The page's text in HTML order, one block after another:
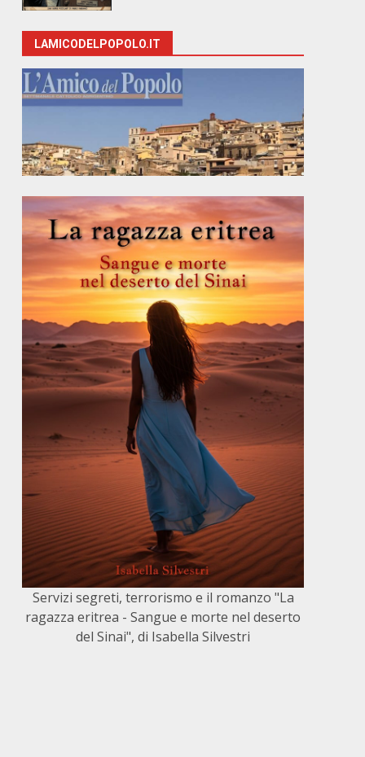
LAMICODELPOPOLO.IT
Servizi segreti, terrorismo e il romanzo "La
ragazza eritrea - Sangue e morte nel deserto
del Sinai", di Isabella Silvestri